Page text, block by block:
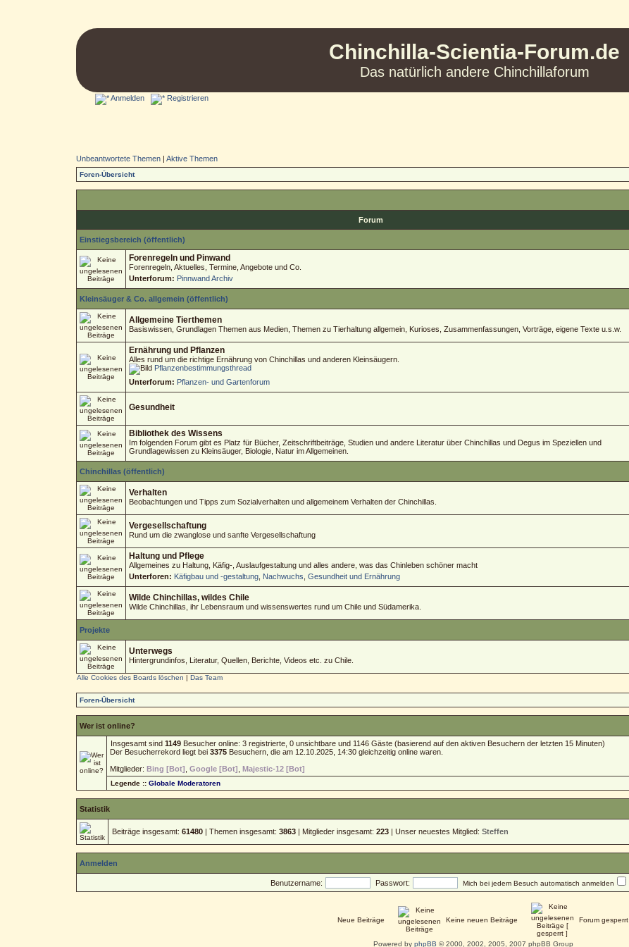
Chinchilla-Scientia-Forum.de
Das natürlich andere Chinchillaforum
Anmelden Registrieren
Unbeantwortete Themen| Aktive Themen
Foren-Übersicht
Forum
Einstiegsbereich (öffentlich)
Forenregeln und Pinwand
Forenregeln, Aktuelles, Termine, Angebote und Co.
Unterforum: Pinnwand Archiv
Kleinsäuger & Co. allgemein (öffentlich)
Allgemeine Tierthemen
Basiswissen, Grundlagen Themen aus Medien, Themen zu Tierhaltung allgemein, Kurioses, Zusammenfassungen, Vorträge, eigene Texte u.s.w.
Ernährung und Pflanzen
Alles rund um die richtige Ernährung von Chinchillas und anderen Kleinsäugern.
Pflanzenbestimmungsthread
Unterforum: Pflanzen- und Gartenforum
Gesundheit
Bibliothek des Wissens
Im folgenden Forum gibt es Platz für Bücher, Zeitschriftbeiträge, Studien und andere Literatur über Chinchillas und Degus im Speziellen und
Grundlagewissen zu Kleinsäuger, Biologie, Natur im Allgemeinen.
Chinchillas (öffentlich)
Verhalten
Beobachtungen und Tipps zum Sozialverhalten und allgemeinem Verhalten der Chinchillas.
Vergesellschaftung
Rund um die zwanglose und sanfte Vergesellschaftung
Haltung und Pflege
Allgemeines zu Haltung, Käfig-, Auslaufgestaltung und alles andere, was das Chinleben schöner macht
Unterforen: Käfigbau und -gestaltung, Nachwuchs Gesundheit und Ernährung
Wilde Chinchillas, wildes Chile
Wilde Chinchillas, ihr Lebensraum und wissenswertes rund um Chile und Südamerika.
Projekte
Unterwegs
Hintergrundinfos, Literatur, Quellen, Berichte, Videos etc. zu Chile.
Alle Cookies des Boards löschen | Das Team
Foren-Übersicht
Wer ist online?
Insgesamt sind 1149Besucher online: 3 registrierte, 0 unsichtbare und 1146 Gäste (basierend auf den aktiven Besuchern der letzten 15 Minuten)
Der Besucherrekord liegt bei 3375Besuchern, die am 12.10.2025, 14:30 gleichzeitig online waren.
Mitglieder: Bing [Bot] Google [Bot] Majestic-12 [Bot]
Legende :: Globale Moderatoren
Statistik
Beiträge insgesamt: 61480| Themen insgesamt: 3863| Mitglieder insgesamt: 223| Unser neuestes Mitglied: Steffen
Anmelden
Benutzername: Passwort: Mich bei jedem Besuch automatisch anmelden
Neue Beiträge Keine neuen Beiträge Forum gesperrt
Powered by phpBB © 2000, 2002, 2005, 2007 phpBB Group